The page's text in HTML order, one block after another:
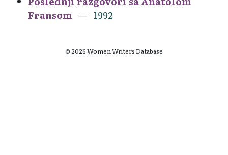
Fransom
1992
© 2026 Women Writers Database